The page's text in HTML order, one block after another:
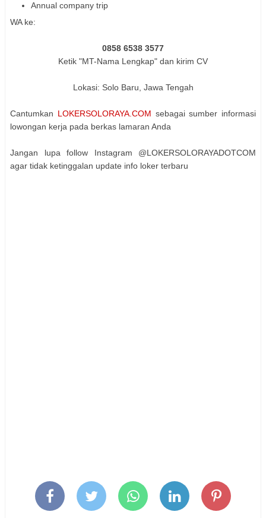
Annual company trip
WA ke:
0858 6538 3577
Ketik "MT-Nama Lengkap" dan kirim CV
Lokasi: Solo Baru, Jawa Tengah
Cantumkan LOKERSOLORAYA.COM sebagai sumber informasi
lowongan kerja pada berkas lamaran Anda
Jangan lupa follow Instagram @LOKERSOLORAYADOTCOM
agar tidak ketinggalan update info loker terbaru